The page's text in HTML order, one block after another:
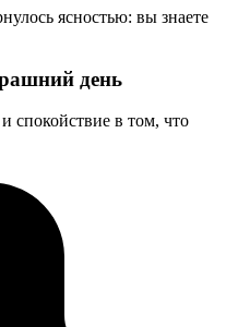
ясностью: вы знаете
день
спокойствие в том, что